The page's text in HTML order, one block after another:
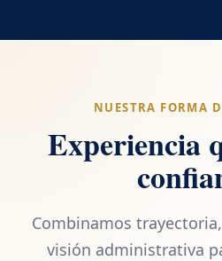
NUESTRA FORMA
Experiencia
Combinamos
visión administrativa